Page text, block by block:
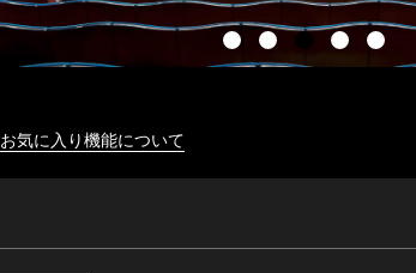
お気に入り機能について